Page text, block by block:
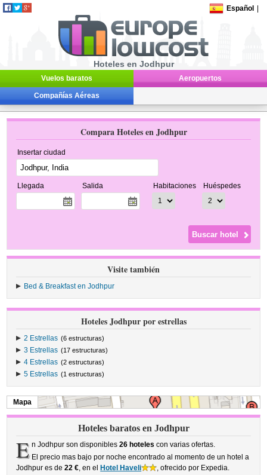
Español
Hoteles en Jodhpur
Vuelos baratos Aeropuertos
Compañías Aéreas
Compara Hoteles en Jodhpur
Insertar ciudad
Llegada Salida Habitaciones Huéspedes
Visite también
Bed & Breakfast en Jodhpur
Hoteles Jodhpur por estrellas
2 Estrellas (6 estructuras)
3 Estrellas (17 estructuras)
4 Estrellas (2 estructuras)
5 Estrellas (1 estructuras)
Mapa
Hoteles baratos en Jodhpur
E n Jodhpur son disponibles 26 hoteles con varias ofertas.
El precio mas bajo por noche encontrado al momento de un hotel a
Jodhpur es de22 €, en el Hotel Haveli
, ofrecido por Expedia.